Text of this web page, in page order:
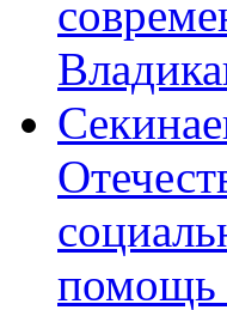
помощь